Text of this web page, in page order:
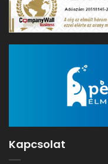
Kapcsolat